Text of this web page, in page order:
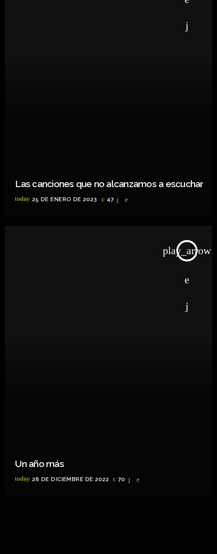
Las canciones que no alcanzamos a escuchar
today 25 DE ENERO DE 2023 47
play_arrow
Un año más
today 28 DE DICIEMBRE DE 2022 70